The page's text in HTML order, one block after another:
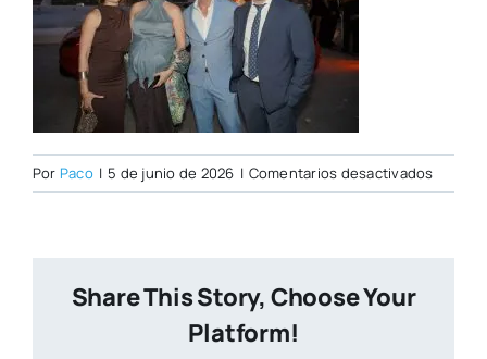
Por Paco | 5 de junio de 2026 | Comentarios desactivadosen
Share This Story, Choose Your
Platform!